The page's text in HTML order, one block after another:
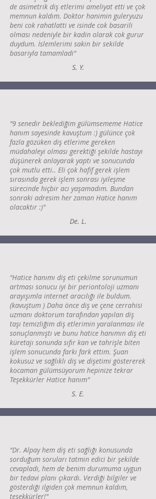
de asimetrik diş etlerimi ameliyat etti ve çok
memnun kaldım. Doktor hanimin guleryuzu
beni cok rahatlatti ve isinde cok basarili
olması nedeniyle bir kadin olarak cok gurur
duydum. İslemlerimi sakin bir sekilde
basariyla tamamladi"
S. Y.
"9 senedir beklediğim gülümsememe Hatice
hanım sayesinde kavuştum :) gülünce çok
fazla gözüken diş etlerime gereken
müdahaleyi olması gerektiği şekilde hastayı
düşünerek anlayarak yaptı ve sonucunda
çok mutlu etti.. Eli çok hafif gerek işlem
sırasında gerek işlem sonrası iyileşme
sürecinde hiçbir acı yaşamadım. Bundan
sonraki adresim her zaman Hatice hanım
olacaktır :)"
De. L.
"Hatice hanımı diş eti çekilme sorunumun
artması sonucu iyi bir periontoloji uzmanı
arayışımla internet aracılığı ile buldum.
(kavuştum ) Daha önce diş ve çene cerrahisi
uzmanı doktorum tarafından yapılan diş
taşı temizliğim diş etlerimin yaralanması ile
sonuçlanmıştı ve bunu hatice hanımın diş eti
küretajı sonunda sıfır kan ve tahrişle biten
işlem sonucunda farkı fark ettim. Şuan
kokusuz ve sağlıklı diş ve dişetimi göstererek
kocaman gülümsüyorum hepinize tekrar
Teşekkürler Hatice hanım"
S. E.
"Dr. Alpay hem diş eti sağlığı konusunda
sorduğum soruları tatmin edici bir şekilde
cevapladı, hem de benim durumuma uygun
bir tedavi planı çıkardı. Verdiği bilgiler ve
gösterdiği ilgiden çok memnun kaldım,
teşekkürler!"